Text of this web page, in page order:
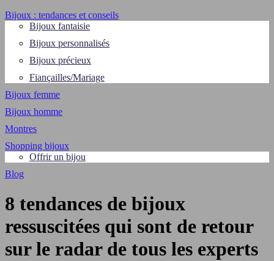
Bijoux : tendances et conseils
Bijoux fantaisie
Bijoux personnalisés
Bijoux précieux
Fiançailles/Mariage
Bijoux femme
Bijoux homme
Montres
Shopping bijoux
Offrir un bijou
Blog
8 tendances de bijoux
ressuscitées qui sont de retour
sur le radar de tous les experts